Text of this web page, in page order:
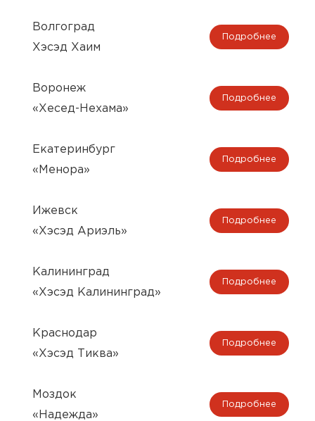
Волгоград
Хэсэд Хаим
Подробнее
Воронеж
«Хесед-Нехама»
Подробнее
Екатеринбург
«Менора»
Подробнее
Ижевск
«Хэсэд Ариэль»
Подробнее
Калининград
«Хэсэд Калининград»
Подробнее
Краснодар
«Хэсэд Тиква»
Подробнее
Моздок
«Надежда»
Подробнее